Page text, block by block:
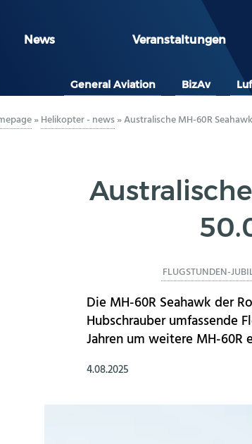
News Veranstaltungen
General Aviation BizAv
»Helikopter - news»Australische MH-60R
FLUGSTUNDEN-
Die MH-60R Seahawk der
Hubschrauber umfassende
Jahren um weitere MH-60R
4.08.2025